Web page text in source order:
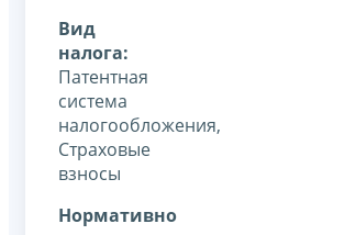
Вид
налога:
Патентная
система
налогообложения,
Страховые
взносы
Нормативно